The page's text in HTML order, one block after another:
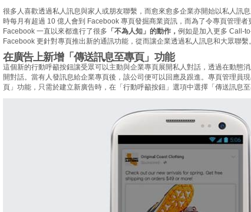
很多人喜歡透過私人訊息與家人或朋友聯繫，而愈來愈多企業亦開始以私人訊
時每月有超過 10 億人會到 Facebook 專頁發掘商業資訊，而為了令專頁管理者
Facebook 一直以來都進行了很多 「不為人知」的動作， 例如是加入更多 Call-
Facebook 更針對專頁推出新的通訊功能，從而讓企業透過私人訊息和大眾聯繫。
在廣告上新增「傳送訊息至專頁」功能
這個新的行動呼籲按鈕讓受眾可以主動與企業專頁展開私人對話，透過在動態
開對話。當有人發訊息給企業專頁後，該公司便可以回應及跟進。專頁管理員
頁」功能，只需於建立新廣告時，在「行動呼籲按鈕」選項中選擇「傳送訊息至